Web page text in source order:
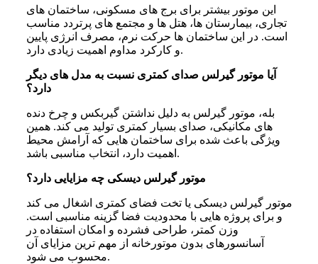
این موتور بیشتر برای برج های مسکونی، ساختمان های
تجاری، بیمارستان ها، هتل ها و مجتمع های پرتردد مناسب
است. در این ساختمان ها حرکت نرم، مصرف انرژی پایین
و کارکرد مداوم اهمیت زیادی دارد.
آیا موتور گیرلس صدای کمتری نسبت به مدل‌ های دیگر
دارد؟
بله، موتور گیرلس به دلیل نداشتن گیربکس و چرخ دنده
های مکانیکی، صدای بسیار کمتری تولید می کند. همین
ویژگی باعث شده برای ساختمان هایی که آرامش محیط
اهمیت دارد، انتخاب مناسبی باشد.
موتور گیرلس دیسکی چه مزایایی دارد؟
موتور گیرلس دیسکی یا تخت فضای کمتری اشغال می کند
و برای پروژه هایی با محدودیت فضا گزینه مناسبی است.
وزن کمتر، طراحی فشرده و امکان استفاده در
آسانسورهای بدون موتورخانه از مهم ترین مزایای آن
محسوب می شود.